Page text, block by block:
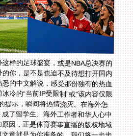
样的足球盛宴，或是NBA总决赛的
你，是不是也迫不及待想打开国内
的中文解说，感受那份独有的热血
冷的“当前IP受限制”或“该内容仅限
提示，瞬间将热情浇灭。在海外怎
了留学生、海外工作者和华人心中
因，正是体育赛事直播的版权地域
章就是为你准备的。我们将一步步
回国加速工具，绕过这些限制，重
播平台，畅享中文解说带来的沉浸